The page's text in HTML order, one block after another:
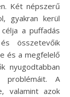
Két népszerű
gyakran kerül
a puffadás
összetevőik
és a megfelelő
nyugodtabban
problémáit. A
valamint azok